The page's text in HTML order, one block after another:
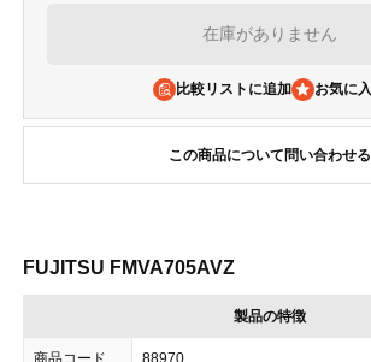
在庫がありません
比較リストに追加
この商品について問い合わせる
FUJITSU FMVA705AVZ
製品の特徴
商品コード 88970